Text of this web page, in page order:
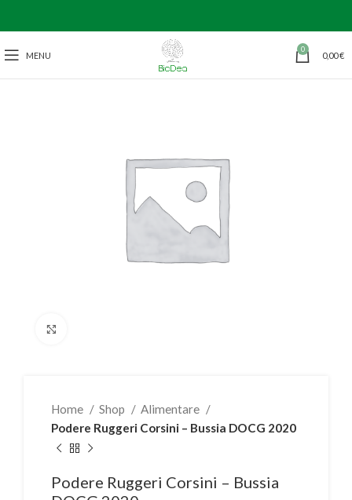
MENU
0
0,00€
Home Shop
Alimentare
Podere Ruggeri Corsini – Bussia DOCG 2020
Podere Ruggeri Corsini – Bussia